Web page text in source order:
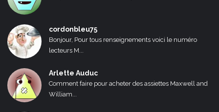
cordonbleu75
Bonjour, Pour tous renseignements voici le numéro
lecteurs M...
Arlette Auduc
Comment faire pour acheter des assiettes Maxwell and
William...